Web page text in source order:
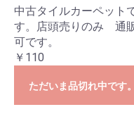
中古タイルカーペット
す。店頭売りのみ 通
可です。
￥110
ただいま品切れ中です。